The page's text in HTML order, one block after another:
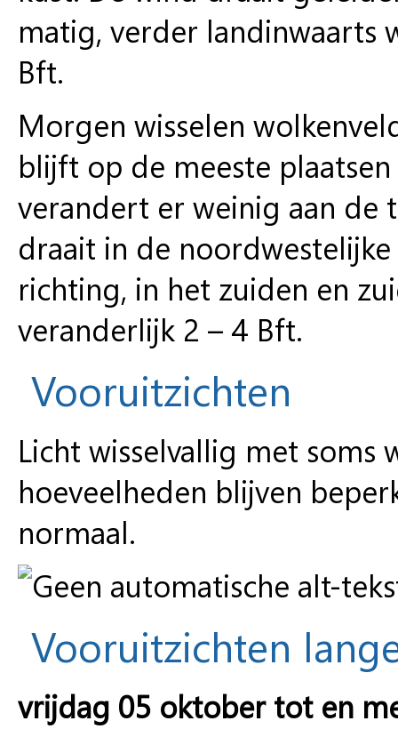
matig, verder landinwaarts
Bft.
Morgen wisselen
blijft op de meeste
verandert er weinig aan de
draait in de
richting, in het zuiden en
veranderlijk 2 – 4 Bft.
Vooruitzichten
Licht wisselvallig met soms
hoeveelheden blijven
normaal.
Vooruitzichten
vrijdag 05 oktober tot en